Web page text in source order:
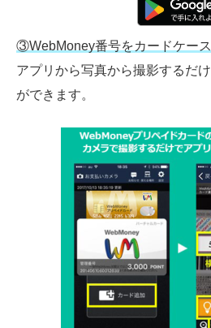
③WebMoney番号をカードケー
アプリから写真から撮影するだ
ができます。